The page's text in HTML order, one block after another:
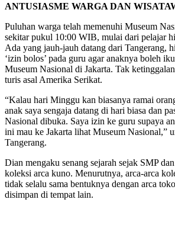
ANTUSIASME WARGA DAN
Puluhan warga telah memenuhi Museum
sekitar pukul 10:00 WIB, mulai dari pelajar
Ada yang jauh-jauh datang dari Tangerang,
‘izin bolos’ pada guru agar anaknya boleh
Museum Nasional di Jakarta. Tak
turis asal Amerika Serikat.
“Kalau hari Minggu kan biasanya ramai
anak saya sengaja datang di hari biasa dan
Nasional dibuka. Saya izin ke guru supaya
ini mau ke Jakarta lihat Museum Nasional,”
Tangerang.
Dian mengaku senang sejarah sejak SMP
koleksi arca kuno. Menurutnya, arca-arca
tidak selalu sama bentuknya dengan arca
disimpan di tempat lain.